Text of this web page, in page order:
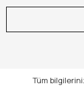
Tüm